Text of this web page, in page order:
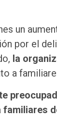
un
por el
la
a